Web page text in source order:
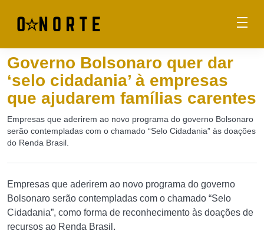
Governo Bolsonaro quer dar
‘selo cidadania’ à empresas
que ajudarem famílias carentes
Empresas que aderirem ao novo programa do governo Bolsonaro
serão contempladas com o chamado “Selo Cidadania” às doações
do Renda Brasil.
Empresas que aderirem ao novo programa do governo
Bolsonaro serão contempladas com o chamado “Selo
Cidadania”, como forma de reconhecimento às doações de
recursos ao Renda Brasil.